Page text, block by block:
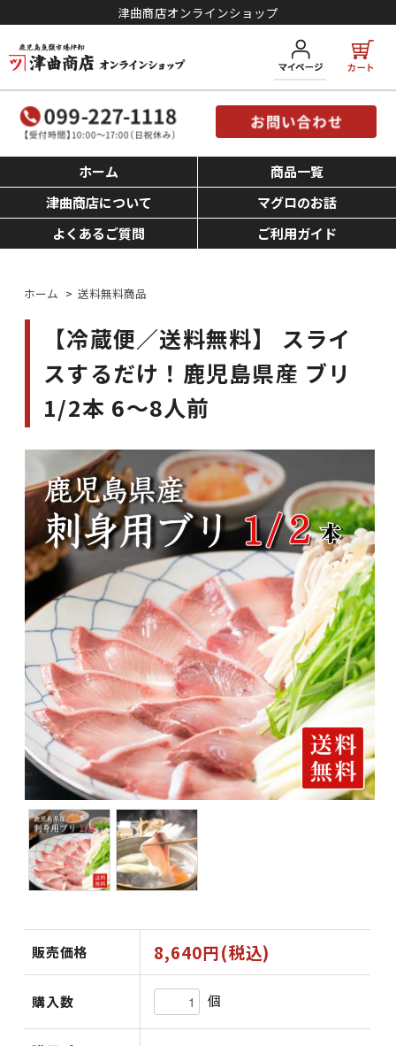
津曲商店オンラインショップ
ホーム
商品一覧
津曲商店について
マグロのお話
よくあるご質問
ご利用ガイド
ホーム > 送料無料商品
【冷蔵便／送料無料】 スライ
スするだけ！鹿児島県産 ブリ
1/2本 6～8人前
販売価格 8,640円(税込)
購入数 個